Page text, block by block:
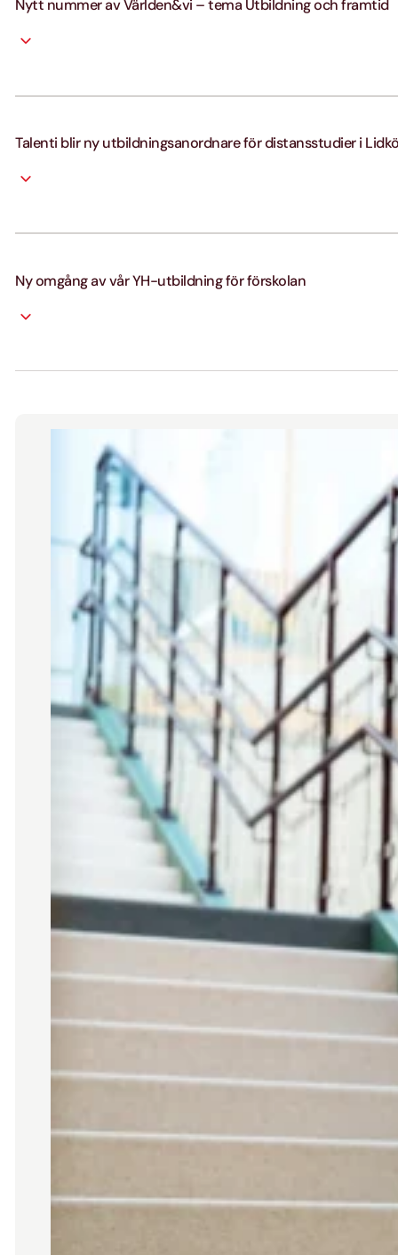
Nytt nummer av Världen&vi – tema Utbildning och framtid
Talenti blir ny utbildningsanordnare för distansstudier i
Ny omgång av vår YH-utbildning för förskolan